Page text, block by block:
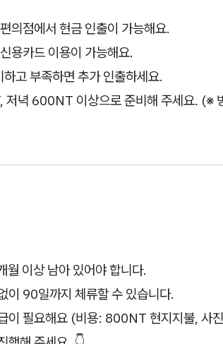
의점에서 현금 인출이 가능해요.
용카드 이용이 가능해요.
고 부족하면 추가 인출하세요.
녁 600NT 이상으로 준비해 주세요. (※
월 이상 남아 있어야 합니다.
이 90일까지 체류할 수 있습니다.
이 필요해요 (비용: 800NT 현지지불, 사